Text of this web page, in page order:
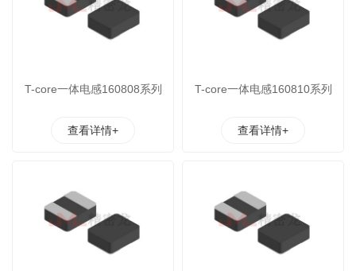
T-core一体电感160808系列
查看详情+
T-core一体电感160810系列
查看详情+